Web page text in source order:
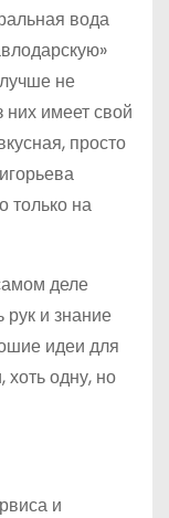
вода
не
них имеет свой
просто
только на
деле
рук и знание
идеи для
одну, но
и